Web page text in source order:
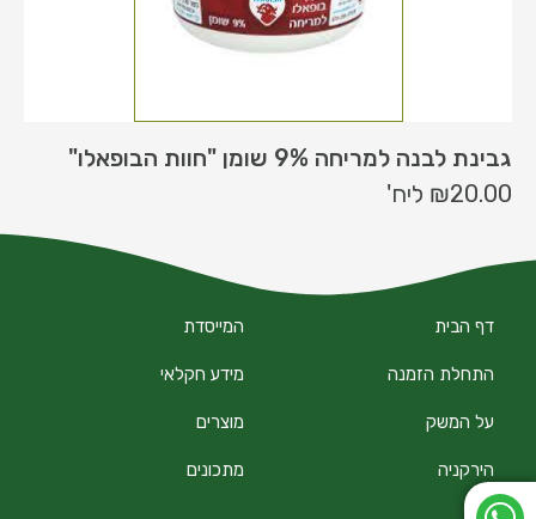
גבינת לבנה למריחה 9% שומן "חוות הבופאלו"
₪20.00 ליח'
דף הבית
התחלת הזמנה
על המשק
הירקניה
המייסדת
מידע חקלאי
מוצרים
מתכונים